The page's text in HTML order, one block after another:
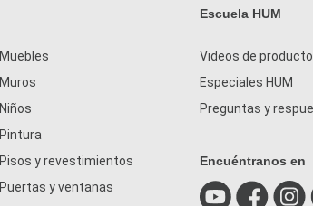
Muebles
Muros
Niños
Pintura
Pisos y revestimientos
Puertas y ventanas
Escuela HUM
Videos de
Especiales HUM
Preguntas y
Encuéntranos en